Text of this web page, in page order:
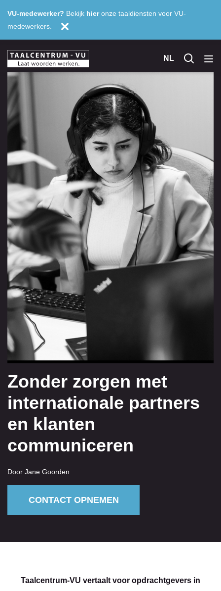
VU-medewerker? Bekijk hieronze taaldiensten voor VU-
medewerkers.
NL
Zonder zorgen met
internationale partners
en klanten
communiceren
Door Jane Goorden
CONTACT OPNEMEN
Taalcentrum-VU vertaalt voor opdrachtgevers in